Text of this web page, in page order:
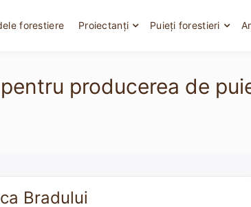
forestiere Proiectanți Puieți forestieri
producerea de
Bradului